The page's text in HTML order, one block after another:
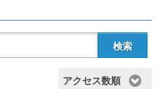
検索
アクセス数順